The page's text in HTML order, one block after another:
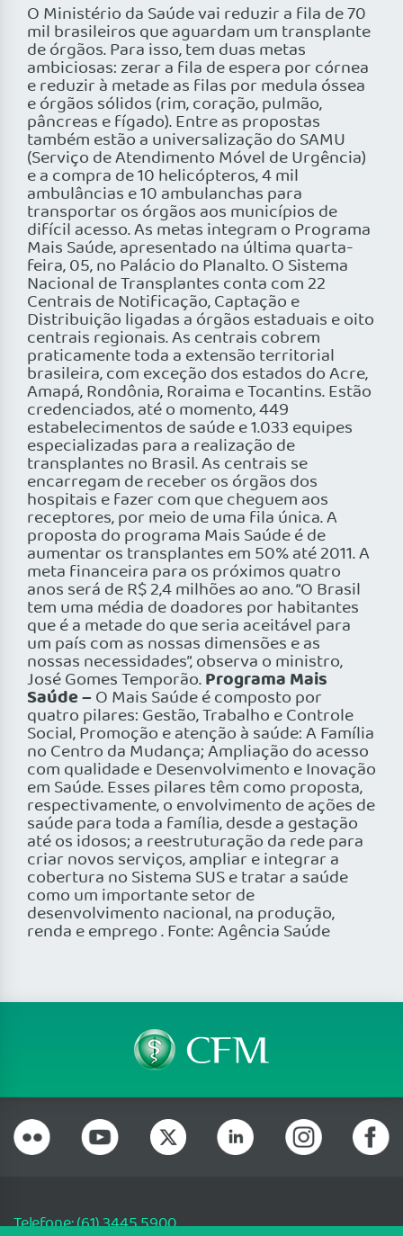
O Ministério da Saúde vai reduzir a fila de 70
mil brasileiros que aguardam um transplante
de órgãos. Para isso, tem duas metas
ambiciosas: zerar a fila de espera por córnea
e reduzir à metade as filas por medula óssea
e órgãos sólidos (rim, coração, pulmão,
pâncreas e fígado). Entre as propostas
também estão a universalização do SAMU
(Serviço de Atendimento Móvel de Urgência)
e a compra de 10 helicópteros, 4 mil
ambulâncias e 10 ambulanchas para
transportar os órgãos aos municípios de
difícil acesso. As metas integram o Programa
Mais Saúde, apresentado na última quarta-
feira, 05, no Palácio do Planalto. O Sistema
Nacional de Transplantes conta com 22
Centrais de Notificação, Captação e
Distribuição ligadas a órgãos estaduais e oito
centrais regionais. As centrais cobrem
praticamente toda a extensão territorial
brasileira, com exceção dos estados do Acre,
Amapá, Rondônia, Roraima e Tocantins. Estão
credenciados, até o momento, 449
estabelecimentos de saúde e 1.033 equipes
especializadas para a realização de
transplantes no Brasil. As centrais se
encarregam de receber os órgãos dos
hospitais e fazer com que cheguem aos
receptores, por meio de uma fila única. A
proposta do programa Mais Saúde é de
aumentar os transplantes em 50% até 2011. A
meta financeira para os próximos quatro
anos será de R$ 2,4 milhões ao ano. “O Brasil
tem uma média de doadores por habitantes
que é a metade do que seria aceitável para
um país com as nossas dimensões e as
nossas necessidades”, observa o ministro,
José Gomes Temporão.Programa Mais
Saúde –O Mais Saúde é composto por
quatro pilares: Gestão, Trabalho e Controle
Social, Promoção e atenção à saúde: A Família
no Centro da Mudança; Ampliação do acesso
com qualidade e Desenvolvimento e Inovação
em Saúde. Esses pilares têm como proposta,
respectivamente, o envolvimento de ações de
saúde para toda a família, desde a gestação
até os idosos; a reestruturação da rede para
criar novos serviços, ampliar e integrar a
cobertura no Sistema SUS e tratar a saúde
como um importante setor de
desenvolvimento nacional, na produção,
renda e emprego . Fonte: Agência Saúde
Telefone: (61) 3445 5900